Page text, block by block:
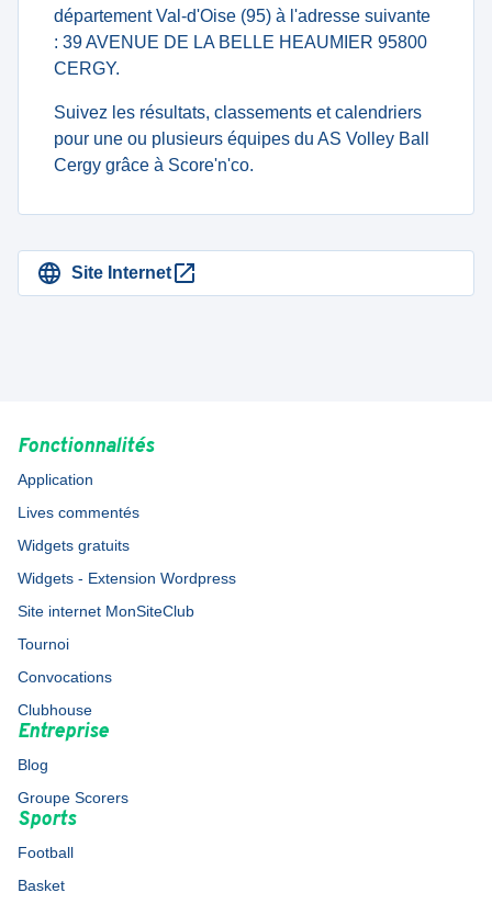
département Val-d'Oise (95) à l'adresse suivante
: 39 AVENUE DE LA BELLE HEAUMIER 95800
CERGY.
Suivez les résultats, classements et calendriers
pour une ou plusieurs équipes du AS Volley Ball
Cergy grâce à Score'n'co.
Site Internet
Fonctionnalités
Application
Lives commentés
Widgets gratuits
Widgets - Extension Wordpress
Site internet MonSiteClub
Tournoi
Convocations
Clubhouse
Entreprise
Blog
Groupe Scorers
Sports
Football
Basket